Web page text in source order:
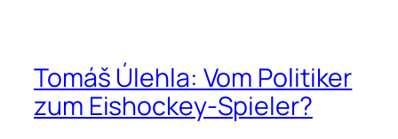
Tomáš Úlehla: Vom Politiker
zum Eishockey-Spieler?